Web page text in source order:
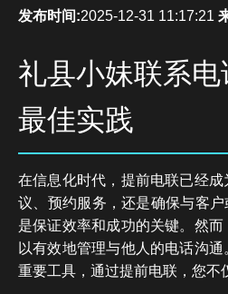
发布时间:2025-12-31 11:17:21
礼县小妹联系
最佳实践
在信息化时代，提前电联已经
议、预约服务，还是确保与客
是保证效率和成功的关键。然
以有效地管理与他人的电话沟
重要工具，通过提前电联，您不